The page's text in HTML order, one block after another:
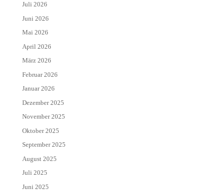
Juli 2026
Juni 2026
Mai 2026
April 2026
März 2026
Februar 2026
Januar 2026
Dezember 2025
November 2025
Oktober 2025
September 2025
August 2025
Juli 2025
Juni 2025